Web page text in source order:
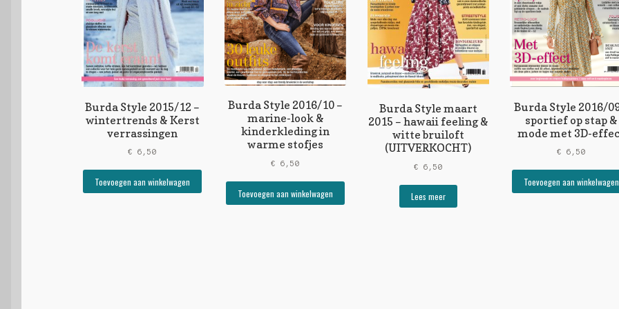
Burda Style 2015/12 –
wintertrends & Kerst
verrassingen
€ 6,50
Toevoegen aan winkelwagen
Burda Style 2016/10 –
marine-look &
kinderkleding in
warme stofjes
€ 6,50
Toevoegen aan winkelwagen
Burda Style maart
2015 – hawaii feeling &
witte bruiloft
(UITVERKOCHT)
€ 6,50
Lees meer
Burda Style 2016/
sportief op stap &
mode met 3D-
€ 6,50
Toevoegen aan winkelwagen